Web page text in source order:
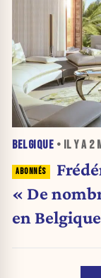
BELGIQUE • IL Y A 2
« De
en